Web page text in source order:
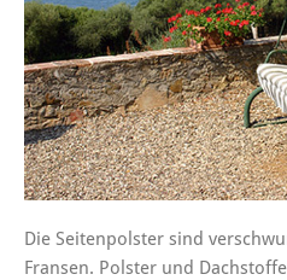
Die Seitenpolster sind
Fransen. Polster und